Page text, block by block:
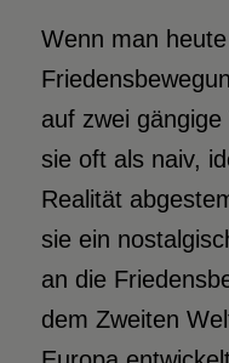
Wenn man
auf zwei
sie oft als naiv,
Realität
sie ein
an die
dem Zweiten